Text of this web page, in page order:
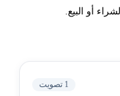
أو البيع.
1تصويت